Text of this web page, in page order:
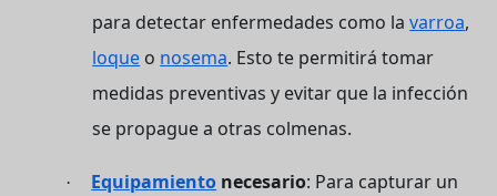
para detectar enfermedades como lavarroa,
loque o nosema. Esto te permitirá tomar
medidas preventivas y evitar que la infección
se propague a otras colmenas.
· Equipamiento necesario: Para capturar un